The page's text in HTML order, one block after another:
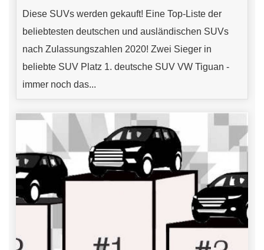
Diese SUVs werden gekauft! Eine Top-Liste der
beliebtesten deutschen und ausländischen SUVs
nach Zulassungszahlen 2020! Zwei Sieger in
beliebte SUV Platz 1. deutsche SUV VW Tiguan -
immer noch das...